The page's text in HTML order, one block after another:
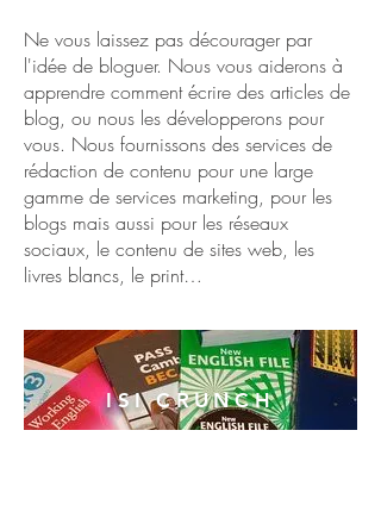
Ne vous laissez pas décourager par
l'idée de bloguer. Nous vous aiderons à
apprendre comment écrire des articles de
blog, ou nous les développerons pour
vous. Nous fournissons des services de
rédaction de contenu pour une large
gamme de services marketing, pour les
blogs mais aussi pour les réseaux
sociaux, le contenu de sites web, les
livres blancs, le print…
ISI CRUNCH